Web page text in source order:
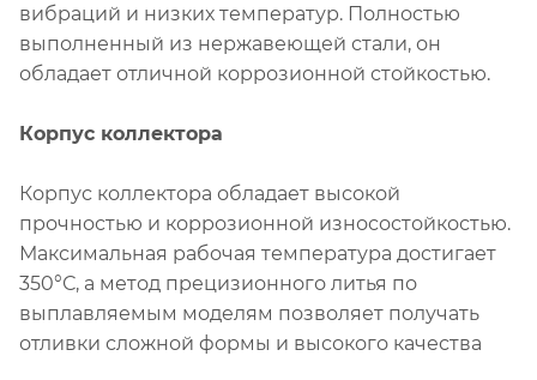
вибраций и низких температур. Полностью
выполненный из нержавеющей стали, он
обладает отличной коррозионной стойкостью.
Корпус коллектора
Корпус коллектора обладает высокой
прочностью и коррозионной износостойкостью.
Максимальная рабочая температура достигает
350°С, а метод прецизионного литья по
выплавляемым моделям позволяет получать
отливки сложной формы и высокого качества